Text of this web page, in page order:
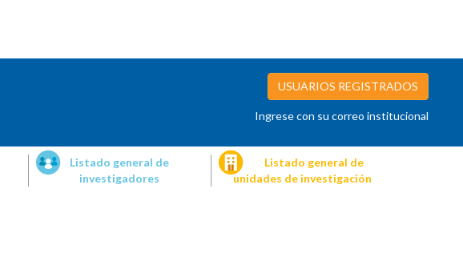
USUARIOS REGISTRADOS
Ingrese con su correo institucional
Listado general de
investigadores
Listado general de
unidades de investigación